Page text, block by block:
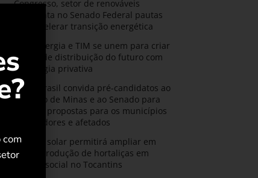
Congresso, setor de renováveis
apresenta no Senado Federal pautas
para acelerar transição energética
CPFL Energia e TIM se unem para criar
a rede de distribuição do futuro com
tecnologia privativa
AMIG Brasil convida pré-candidatos ao
Governo de Minas e ao Senado para
discutir propostas para os municípios
mineradores e afetados
Energia solar permitirá ampliar em
25% a produção de hortaliças em
projeto social no Tocantins
com